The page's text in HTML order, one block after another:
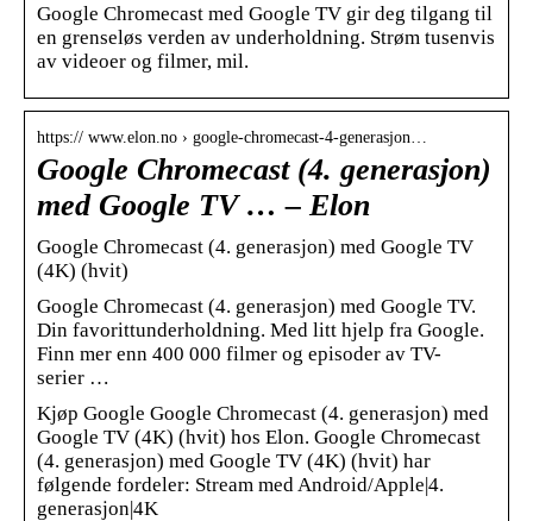
Google Chromecast med Google TV gir deg tilgang til
en grenseløs verden av underholdning. Strøm tusenvis
av videoer og filmer, mil.
https:// www.elon.no › google-chromecast-4-generasjon…
Google Chromecast (4. generasjon)
med Google TV … – Elon
Google Chromecast (4. generasjon) med Google TV
(4K) (hvit)
Google Chromecast (4. generasjon) med Google TV.
Din favorittunderholdning. Med litt hjelp fra Google.
Finn mer enn 400 000 filmer og episoder av TV-
serier …
Kjøp Google Google Chromecast (4. generasjon) med
Google TV (4K) (hvit) hos Elon. Google Chromecast
(4. generasjon) med Google TV (4K) (hvit) har
følgende fordeler: Stream med Android/Apple|4.
generasjon|4K